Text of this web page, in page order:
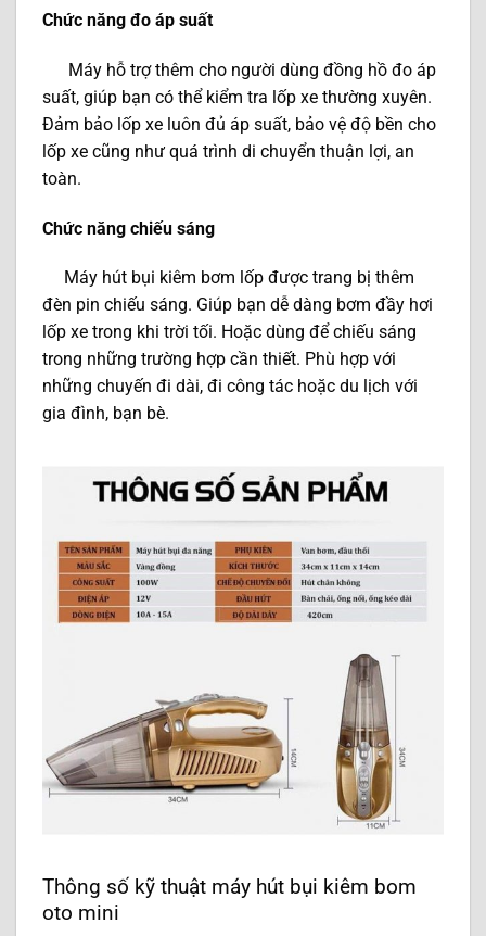
Chức năng đo áp suất
Máy hỗ trợ thêm cho người dùng đồng hồ đo áp
suất, giúp bạn có thể kiểm tra lốp xe thường xuyên.
Đảm bảo lốp xe luôn đủ áp suất, bảo vệ độ bền cho
lốp xe cũng như quá trình di chuyển thuận lợi, an
toàn.
Chức năng chiếu sáng
Máy hút bụi kiêm bơm lốp được trang bị thêm
đèn pin chiếu sáng. Giúp bạn dễ dàng bơm đầy hơi
lốp xe trong khi trời tối. Hoặc dùng để chiếu sáng
trong những trường hợp cần thiết. Phù hợp với
những chuyến đi dài, đi công tác hoặc du lịch với
gia đình, bạn bè.
Thông số kỹ thuật máy hút bụi kiêm bom
oto mini